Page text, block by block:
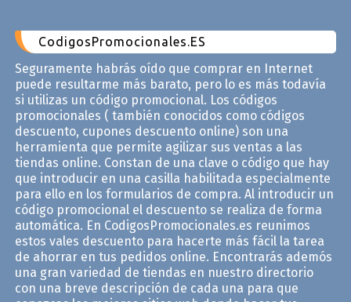
CodigosPromocionales.ES
Seguramente habrás oído que comprar en Internet
puede resultarme más barato, pero lo es más todavía
si utilizas un código promocional. Los códigos
promocionales ( también conocidos como códigos
descuento, cupones descuento online) son una
herramienta que permite agilizar sus ventas a las
tiendas online. Constan de una clave o código que hay
que introducir en una casilla habilitada especialmente
para ello en los formularios de compra. Al introducir un
código promocional el descuento se realiza de forma
automática. En CodigosPromocionales.es reunimos
estos vales descuento para hacerte más fácil la tarea
de ahorrar en tus pedidos online. Encontrarás ademós
una gran variedad de tiendas en nuestro directorio
con una breve descripción de cada una para que